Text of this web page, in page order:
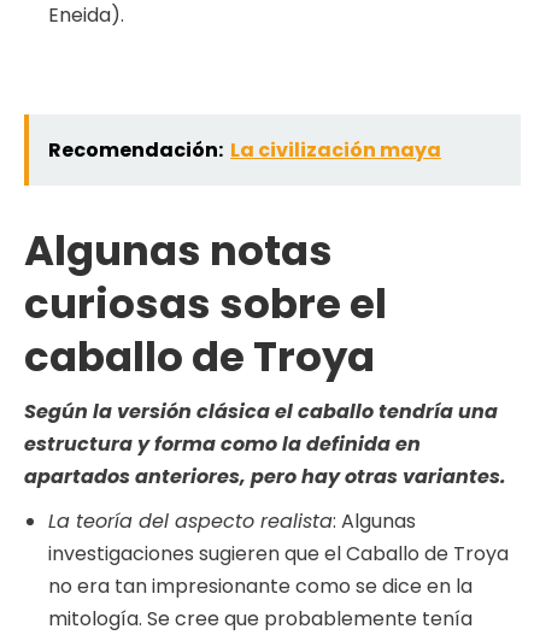
Eneida).
Recomendación: La civilización maya
Algunas notas
curiosas sobre el
caballo de Troya
Según la versión clásica el caballo tendría una
estructura y forma como la definida en
apartados anteriores, pero hay otras variantes.
La teoría del aspecto realista: Algunas
investigaciones sugieren que el Caballo de Troya
no era tan impresionante como se dice en la
mitología. Se cree que probablemente tenía